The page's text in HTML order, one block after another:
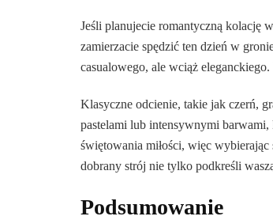
Jeśli planujecie romantyczną kolację
zamierzacie spędzić ten dzień w
casualowego, ale wciąż
Klasyczne odcienie, takie jak czerń,
pastelami lub intensywnymi barwami,
świętowania miłości, więc
dobrany strój nie tylko podkreśli
Podsumowanie